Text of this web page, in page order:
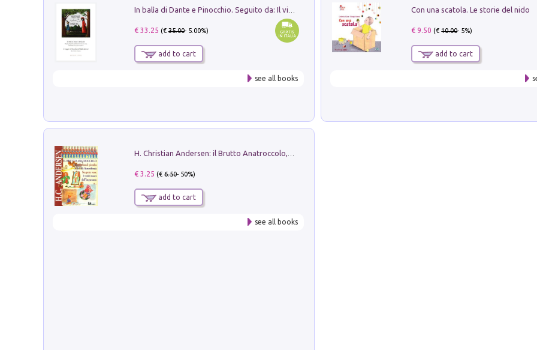
€ 33.25 (€35.00- 5.00%)
add to cart
see all books
Con una scatola. Le storie del nido
€ 9.50 (€10.00- 5%)
add to cart
€ 3.25 (€6.50- 50%)
add to cart
see all books